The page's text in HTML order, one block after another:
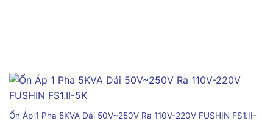
Ổn Áp 1 Pha 5KVA Dải 50V~250V Ra 110V-220V FUSHIN FS1.II-